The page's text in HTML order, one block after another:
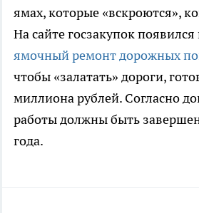
ямах, которые «вскроются»,
На сайте госзакупок
ямочный ремонт дорожных
чтобы «залатать» дороги,
миллиона рублей. Согласно
работы должны быть
года.